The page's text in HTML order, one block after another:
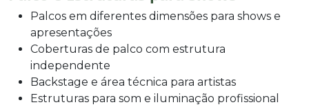
Palcos em diferentes dimensões para shows e
apresentações
Coberturas de palco com estrutura
independente
Backstage e área técnica para artistas
Estruturas para som e iluminação profissional